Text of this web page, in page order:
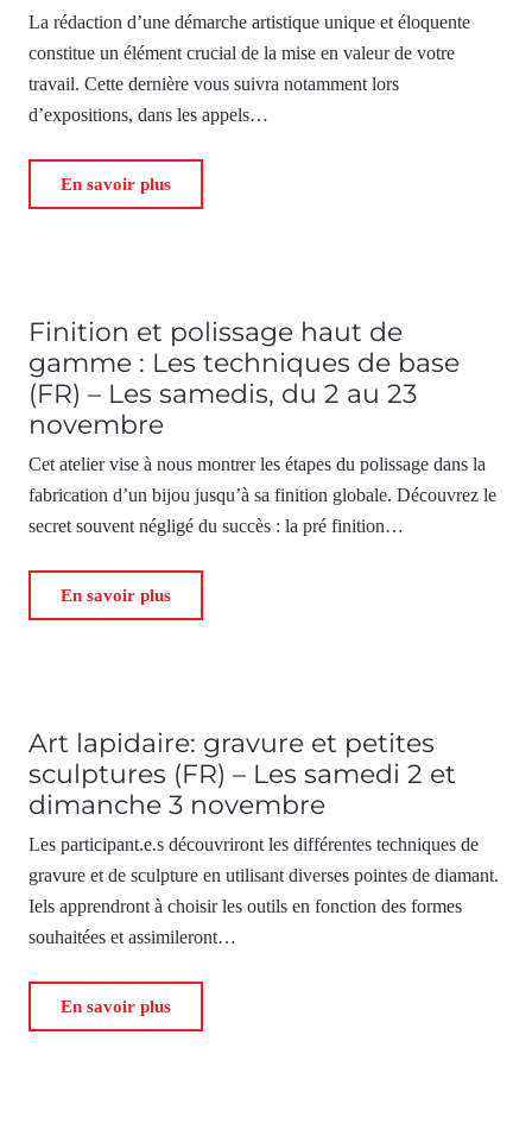
La rédaction d’une démarche artistique unique et éloquente
constitue un élément crucial de la mise en valeur de votre
travail. Cette dernière vous suivra notamment lors
d’expositions, dans les appels…
En savoir plus
Finition et polissage haut de
gamme : Les techniques de base
(FR) – Les samedis, du 2 au 23
novembre
Cet atelier vise à nous montrer les étapes du polissage dans la
fabrication d’un bijou jusqu’à sa finition globale. Découvrez le
secret souvent négligé du succès : la pré finition…
En savoir plus
Art lapidaire: gravure et petites
sculptures (FR) – Les samedi 2 et
dimanche 3 novembre
Les participant.e.s découvriront les différentes techniques de
gravure et de sculpture en utilisant diverses pointes de diamant.
Iels apprendront à choisir les outils en fonction des formes
souhaitées et assimileront…
En savoir plus